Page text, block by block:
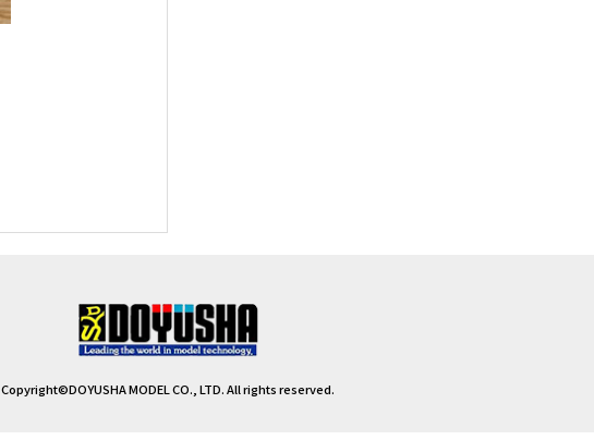
Copyright©DOYUSHA MODEL CO., LTD. All rights reserved.